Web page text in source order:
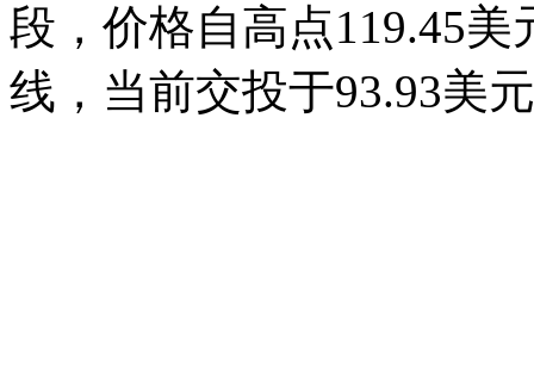
段，价格自高点119.45
线，当前交投于93.93美